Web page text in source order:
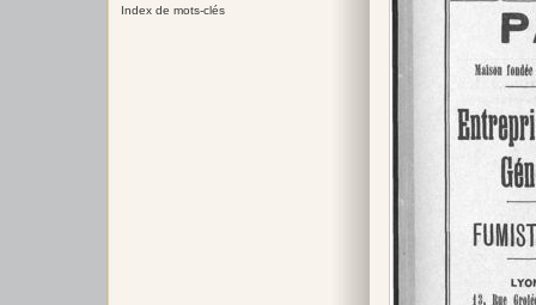
Index de mots-clés